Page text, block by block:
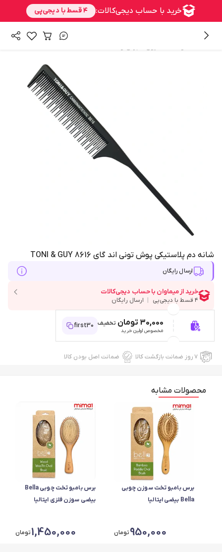
شانه دم پلاستیکی پوش تونی اند گای 8616 TONI & GUY
ارسال رایگان
30,000 تومان تخفیف
مخصوص اولین خرید
first30
۷ روز ضمانت بازگشت کالا ضمانت اصل بودن کالا
محصولات مشابه
برس بامبو تخت سوزن چوبی
Bella بیضی ایتالیا
950,000تومان
برس بامبو تخت چوبی Bella
بیضی سوزن فلزی ایتالیا
1,450,000تومان